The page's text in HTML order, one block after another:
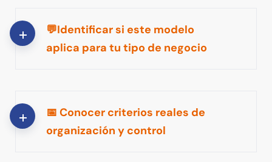
💬Identificar si este modelo
aplica para tu tipo de negocio
📅 Conocer criterios reales de
organización y control